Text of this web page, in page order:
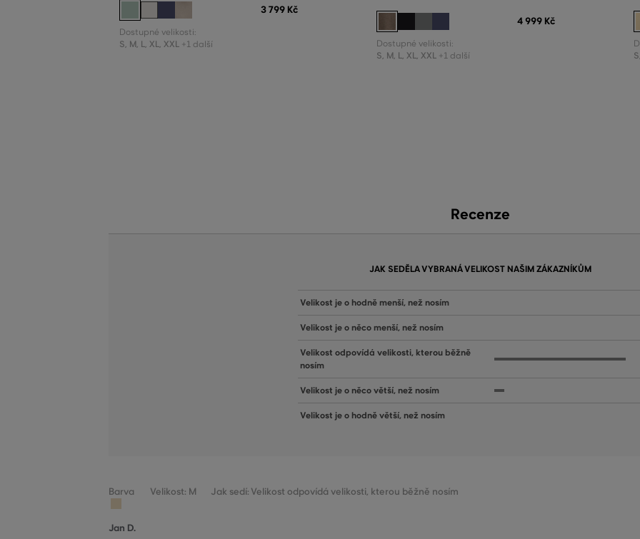
3 799 Kč
Dostupné velikosti:
S, M, L, XL, XXL +1 další
4 999 Kč
Dostupné velikosti:
S, M, L, XL, XXL +1 další S
Recenze
JAK SEDĚLA VYBRANÁ VELIKOST NAŠIM ZÁKAZNÍKŮM
Velikost je o hodně menší, než nosím
Velikost je o něco menší, než nosím
Velikost odpovídá velikosti, kterou běžně
nosím
Velikost je o něco větší, než nosím
Velikost je o hodně větší, než nosím
Barva Velikost: M Jak sedí: Velikost odpovídá velikosti, kterou běžně nosím
Jan D.